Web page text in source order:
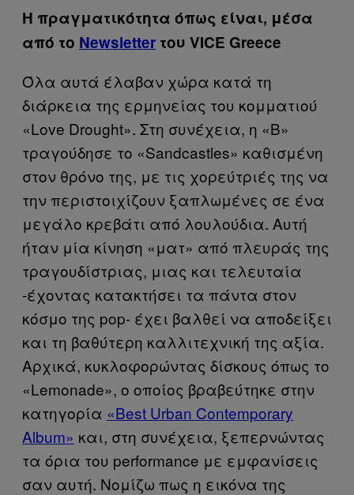
Η πραγματικότητα όπως είναι, μέσα
από το Newsletter του VICE Greece
Όλα αυτά έλαβαν χώρα κατά τη
διάρκεια της ερμηνείας του κομματιού
«Love Drought». Στη συνέχεια, η «B»
τραγούδησε το «Sandcastles» καθισμένη
στον θρόνο της, με τις χορεύτριές της να
την περιστοιχίζουν ξαπλωμένες σε ένα
μεγάλο κρεβάτι από λουλούδια. Αυτή
ήταν μία κίνηση «ματ» από πλευράς της
τραγουδίστριας, μιας και τελευταία
-έχοντας κατακτήσει τα πάντα στον
κόσμο της pop- έχει βαλθεί να αποδείξει
και τη βαθύτερη καλλιτεχνική της αξία.
Αρχικά, κυκλοφορώντας δίσκους όπως το
«Lemonade», ο οποίος βραβεύτηκε στην
κατηγορία «Best Urban Contemporary
Album» και, στη συνέχεια, ξεπερνώντας
τα όρια του performance με εμφανίσεις
σαν αυτή. Νομίζω πως η εικόνα της